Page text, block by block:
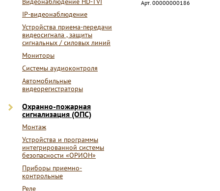
IP-видеонаблюдение
Устройства приема-передачи
видеосигнала , защиты
сигнальных / силовых линий
Мониторы
Системы аудиоконтроля
Автомобильные
видеорегистраторы
Охранно-пожарная
сигнализация (ОПС)
Монтаж
Устройства и программы
интегрированной системы
безопасности «ОРИОН»
Приборы приемно-
контрольные
Реле
Арт. 00000000186